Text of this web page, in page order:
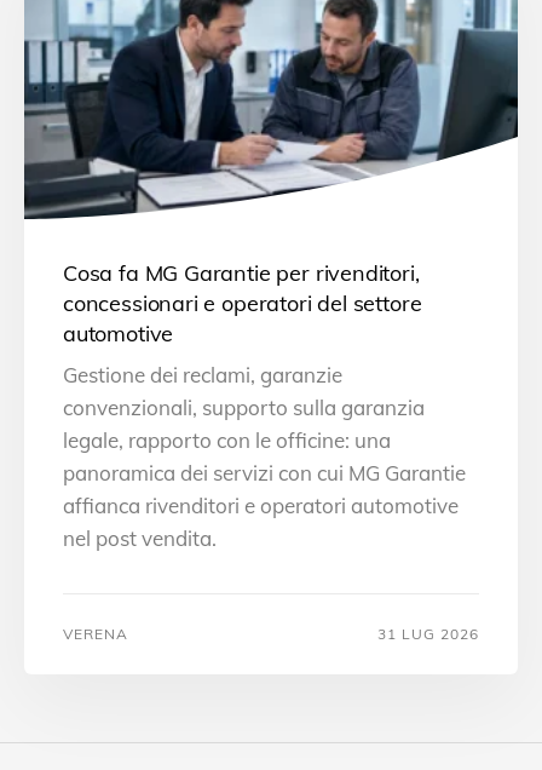
Cosa fa MG Garantie per rivenditori,
concessionari e operatori del settore
automotive
Gestione dei reclami, garanzie
convenzionali, supporto sulla garanzia
legale, rapporto con le officine: una
panoramica dei servizi con cui MG Garantie
affianca rivenditori e operatori automotive
nel post vendita.
VERENA 31 LUG 2026